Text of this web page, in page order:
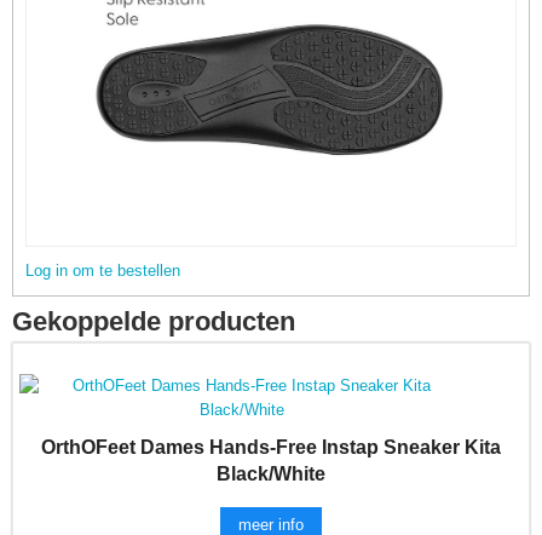
Log in om te bestellen
Gekoppelde producten
OrthOFeet Dames Hands-Free Instap Sneaker Kita
Black/White
meer info